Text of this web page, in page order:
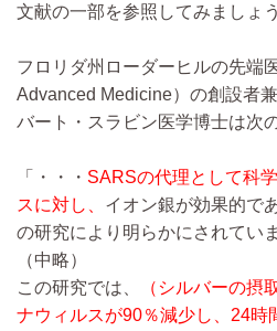
文献の一部を参照してみましょう
フロリダ州ローダーヒルの先端
Advanced Medicine）の創設者
バート・スラビン医学博士は次
「・・・ SARSの代理として科
スに対し、 イオン銀が効果的で
の研究により明らかにされていま
（中略）
この研究では、
（シルバーの摂
ナウィルスが90％減少し、24時